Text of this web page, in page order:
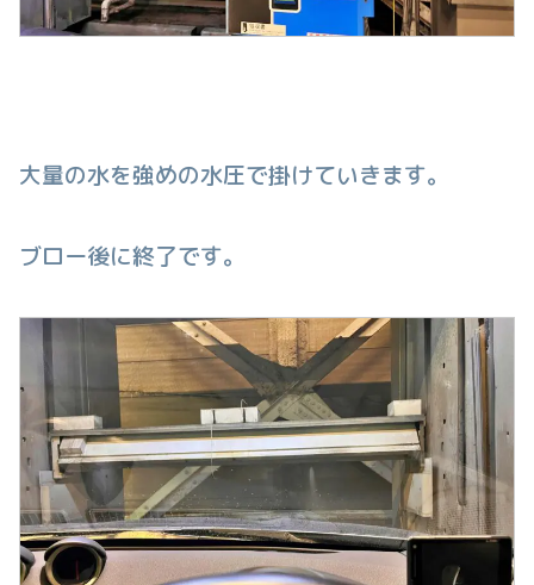
大量の水を強めの水圧で掛けていきます。
ブロー後に終了です。